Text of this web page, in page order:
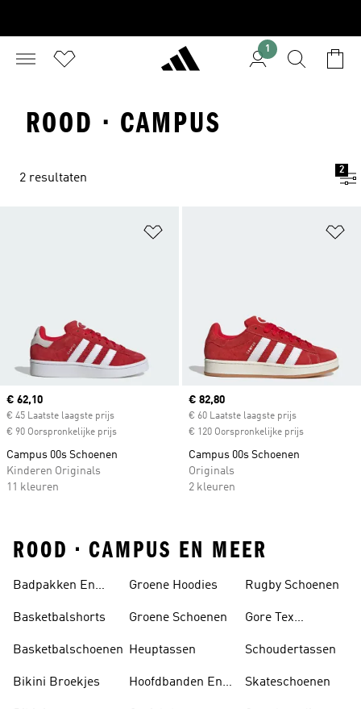
1
ROOD · CAMPUS
2 resultaten
2
Current price
€ 62,10
€ 45 Laatste laagste prijs
€ 90 Oorspronkelijke prijs
Campus 00s Schoenen
Kinderen Originals
11 kleuren
Current price
€ 82,80
€ 60 Laatste laagste prijs
€ 120 Oorspronkelijke prijs
Campus 00s Schoenen
Originals
2 kleuren
ROOD • CAMPUS EN MEER
Badpakken En
Basketbalshorts
Basketbalschoenen
Bikini Broekjes
Groene Hoodies
Groene Schoenen
Heuptassen
Hoofdbanden En
Rugby Schoenen
Gore Tex
Schoudertassen
Skateschoenen